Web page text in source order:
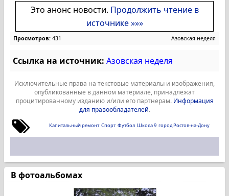
Это анонс новости. Продолжить чтение в
источнике »»»
Просмотров: 431 Азовская неделя
Ссылка на источник: Азовская неделя
Исключительные права на текстовые материалы и изображения,
опубликованные в данном материале, принадлежат
процитированному изданию и/или его партнерам. Информация
для правообладателей.
Капитальный ремонт Спорт Футбол Школа 9 город Ростов-на-Дону
В фотоальбомах